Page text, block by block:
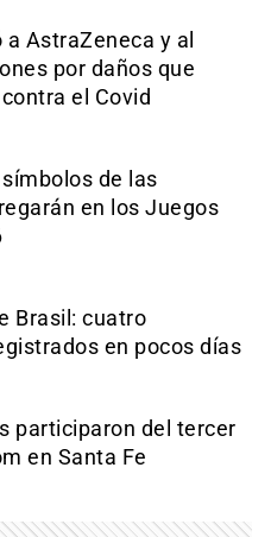
AstraZeneca y al
por daños que
el Covid
de las
en los Juegos
Brasil: cuatro
en pocos días
participaron del tercer
en Santa Fe